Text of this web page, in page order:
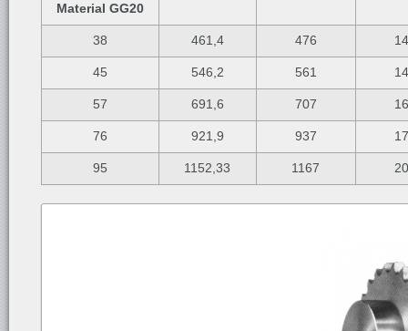
Material GG20
38 461,4 476
45 546,2 561
57 691,6 707
76 921,9 937
95 1152,33 1167